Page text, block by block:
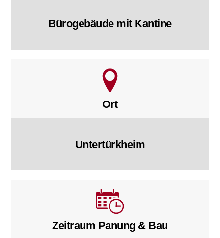
Bürogebäude mit Kantine
Ort
Untertürkheim
Zeitraum Panung & Bau